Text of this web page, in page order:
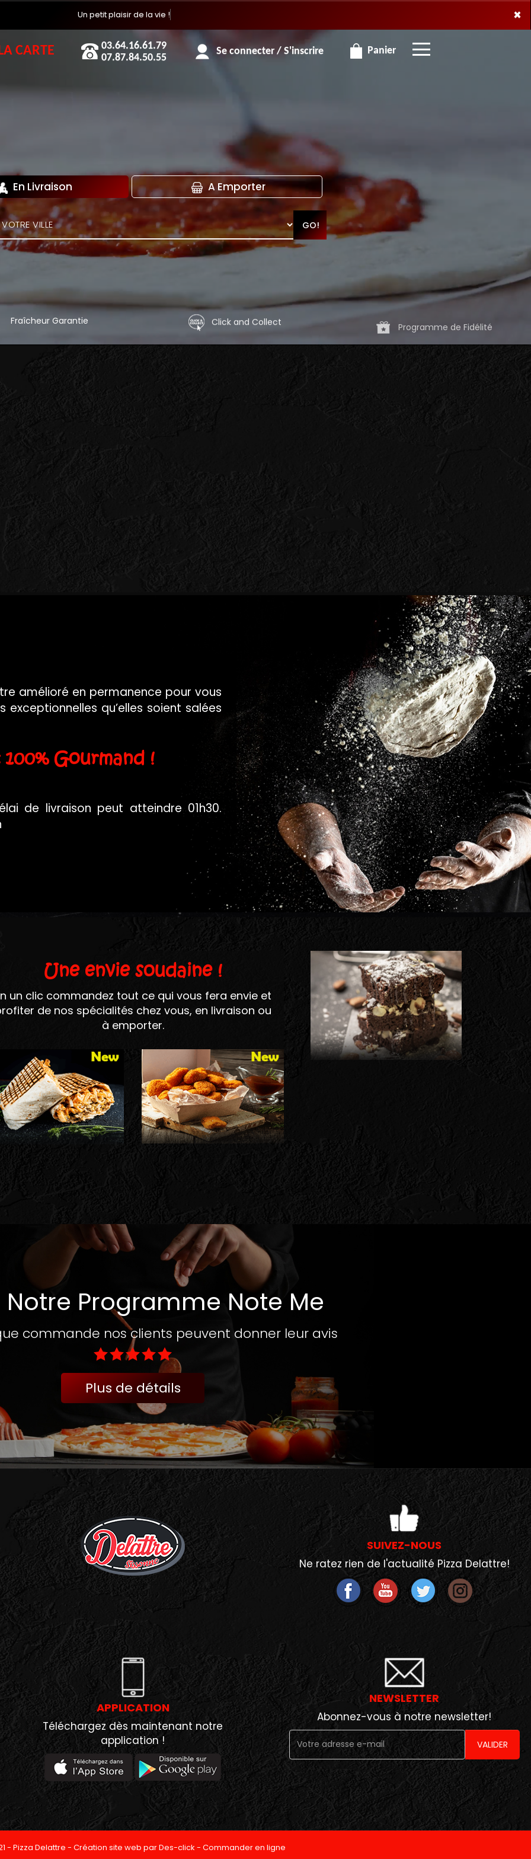
×
Un pe
CARTE
03.64.16.61.79
07.87.84.50.55
Se connecter / S'inscrire Panier
×
En Livraison A Emporter
GO!
Fraîcheur Garantie Click and Collect
amélioré en permanence pour vous
qu’elles soient salées
Gourmand !
de livraison peut atteindre 01h30.
Une envie soudaine !
un clic commandez tout ce qui vous fera envie et
de nos spécialités chez vous, en livraison ou
à emporter.
GOURMANDS ET
UN GOÛT EXQUIS
À DÉGUSTER !
UNE RECETTE
Programme Note Me
commande nos clients peuvent donner leur avis
Plus de détails
SUIVEZ-NOUS
Ne ratez rien de l'actualité Pizza Delattre!
APPLICATION
Téléchargez dès maintenant notre
application !
NEWSLETTER
Abonnez-vous à notre newsletter!
VALIDER
- Pizza Delattre - Création site web parDes-click - Commander en ligne